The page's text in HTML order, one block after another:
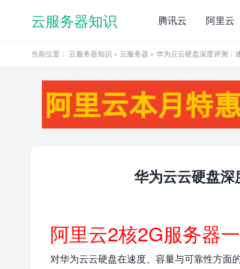
云服务器知识 腾讯云 阿里云
当前位置： 云服务器知识 » 云服务器 » 华为云云硬盘深度评测：
华为云云硬盘
阿里云2核2G服务器
对华为云云硬盘在速度、容量与可靠性方面